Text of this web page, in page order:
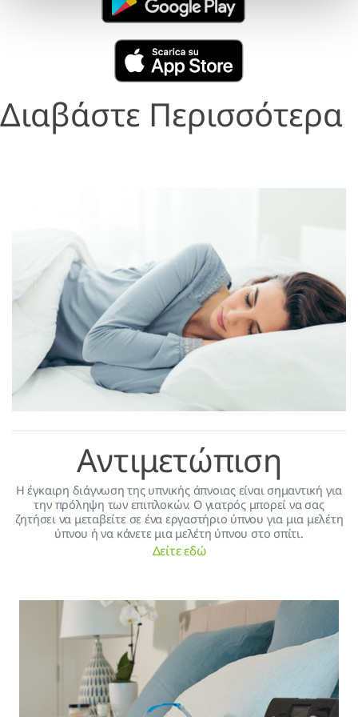
Διαβάστε Περισσότερα
Αντιμετώπιση
H έγκαιρη διάγνωση της υπνικής άπνοιας είναι σημαντική για
την πρόληψη των επιπλοκών. Ο γιατρός μπορεί να σας
ζητήσει να μεταβείτε σε ένα εργαστήριο ύπνου για μια μελέτη
ύπνου ή να κάνετε μια μελέτη ύπνου στο σπίτι.
Δείτε εδώ